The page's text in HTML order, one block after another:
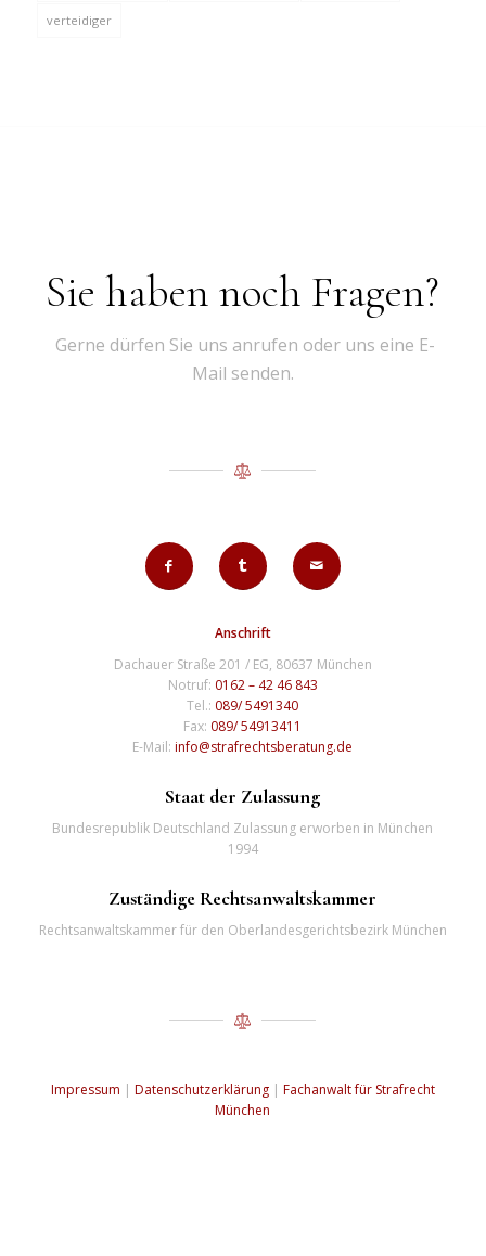
verteidiger
Sie haben noch Fragen?
Gerne dürfen Sie uns anrufen oder uns eine E-
Mail senden.
Anschrift
Dachauer Straße 201 / EG, 80637 München
Notruf: 0162 – 42 46 843
Tel.: 089/ 5491340
Fax: 089/ 54913411
E-Mail:info@strafrechtsberatung.de
Staat der Zulassung
Bundesrepublik Deutschland Zulassung erworben in München
1994
Zuständige Rechtsanwaltskammer
Rechtsanwaltskammer für den Oberlandesgerichtsbezirk München
Impressum | Datenschutzerklärung| Fachanwalt für Strafrecht
München